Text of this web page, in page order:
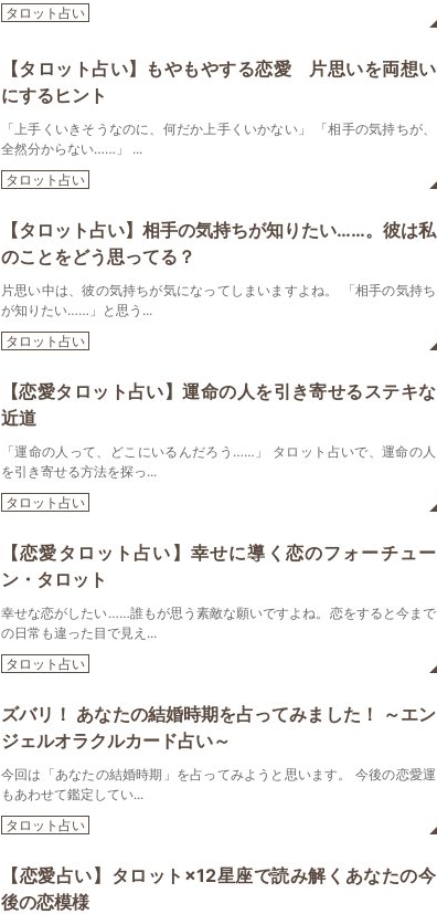
タロット占い
【タロット占い】もやもやする恋愛 片思いを両想い
にするヒント
「上手くいきそうなのに、何だか上手くいかない」 「相手の気持ちが、
全然分からない……」 ...
タロット占い
【タロット占い】相手の気持ちが知りたい……。彼は私
のことをどう思ってる？
片思い中は、彼の気持ちが気になってしまいますよね。 「相手の気持ち
が知りたい……」と思う...
タロット占い
【恋愛タロット占い】運命の人を引き寄せるステキな
近道
「運命の人って、どこにいるんだろう……」 タロット占いで、運命の人
を引き寄せる方法を探っ...
タロット占い
【恋愛タロット占い】幸せに導く恋のフォーチュー
ン・タロット
幸せな恋がしたい……誰もが思う素敵な願いですよね。恋をすると今まで
の日常も違った目で見え...
タロット占い
ズバリ！ あなたの結婚時期を占ってみました！ ～エン
ジェルオラクルカード占い～
今回は「あなたの結婚時期」を占ってみようと思います。 今後の恋愛運
もあわせて鑑定してい...
タロット占い
【恋愛占い】タロット×12星座で読み解くあなたの今
後の恋模様